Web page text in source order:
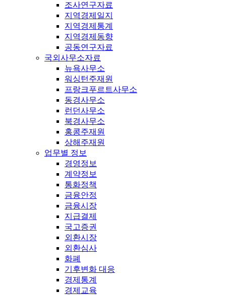
조사연구자료
지역경제일지
지역경제통계
지역경제동향
공동연구자료
국외사무소자료
뉴욕사무소
워싱턴주재원
프랑크푸르트사무소
동경사무소
런던사무소
북경사무소
홍콩주재원
상해주재원
업무별 정보
경영정보
계약정보
통화정책
금융안정
금융시장
지급결제
국고증권
외환시장
외환심사
화폐
기후변화 대응
경제통계
경제교육